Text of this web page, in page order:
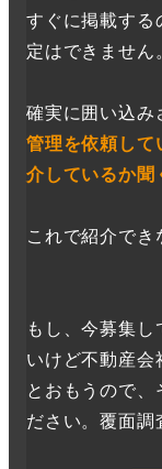
すぐに掲載する
定はできません
確実に囲い込み
管理を依頼して
介しているか聞
これで紹介でき
もし、今募集
いけど不動産会
とおもうので、
ださい。覆面調